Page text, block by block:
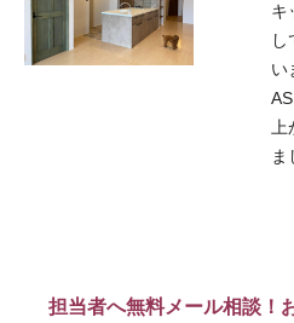
キ
い
ま
担当者へ無料メール相談！